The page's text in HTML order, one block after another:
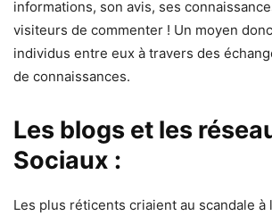
informations, son avis, ses
visiteurs de commenter ! Un moyen
individus entre eux à travers des
de connaissances.
Les blogs et les
Sociaux :
Les plus réticents criaient au scandale à